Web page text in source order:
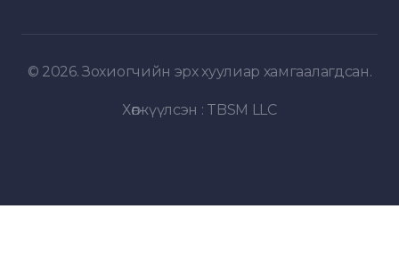
© 2026. Зохиогчийн эрх хуулиар хамгаалагдсан.
Хөгжүүлсэн : TBSM LLC